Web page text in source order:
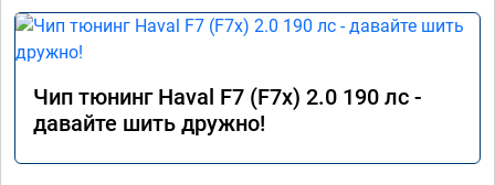
Чип тюнинг Haval F7 (F7x) 2.0 190 лс -
давайте шить дружно!